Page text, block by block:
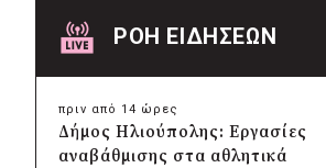
ΡΟΗ ΕΙΔΗΣΕΩΝ
πριν από 14 ώρες
Δήμος Ηλιούπολης: Εργασίες
αναβάθμισης στα αθλητικά